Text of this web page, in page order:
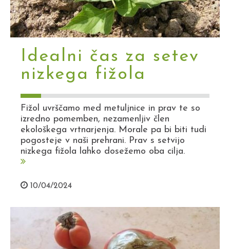
Idealni čas za setev
nizkega fižola
Fižol uvrščamo med metuljnice in prav te so
izredno pomemben, nezamenljiv člen
ekološkega vrtnarjenja. Morale pa bi biti tudi
pogosteje v naši prehrani. Prav s setvijo
nizkega fižola lahko dosežemo oba cilja.
10/04/2024